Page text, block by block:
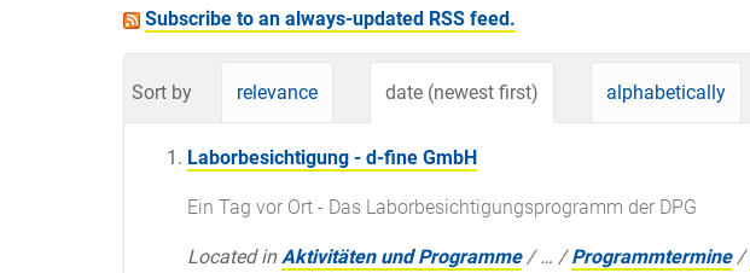
Subscribe to an always-updated RSS feed.
Sort by relevance date (newest first) alphabetically
Laborbesichtigung - d-fine GmbH
Ein Tag vor Ort - Das Laborbesichtigungsprogramm der DPG
Located in Aktivitäten und Programme /… /Programmtermine /